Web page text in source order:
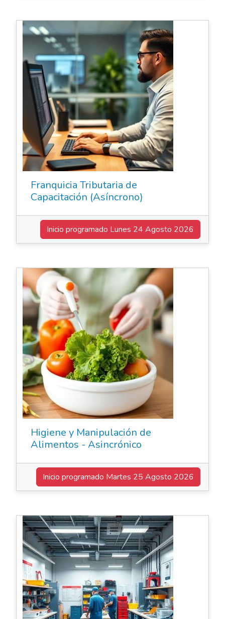
Franquicia Tributaria de
Capacitación (Asíncrono)
Inicio programado Lunes 24 Agosto 2026
Higiene y Manipulación de
Alimentos - Asincrónico
Inicio programado Martes 25 Agosto 2026